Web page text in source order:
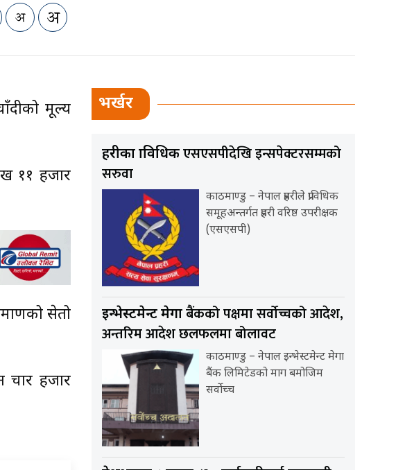
मूल्य
११ हजार
सेतो
चार हजार
भर्खर
प्रहरीका प्राविधिकएसएसपीदेखि इन्सपेक्टरसम्मको
सरुवा
काठमाण्डु – नेपाल प्रहरीले प्राविधिक
समूहअन्तर्गत प्रहरी वरिष्ठ उपरीक्षक
(एसएसपी)
इन्भेस्टमेन्ट मेगाबैंकको पक्षमा सर्वाेच्चको आदेश,
अन्तरिम आदेश छलफलमा बोलावट
काठमाण्डु – नेपाल इन्भेस्टमेन्ट मेगा
बैंक लिमिटेडको माग बमोजिम
सर्वोच्च